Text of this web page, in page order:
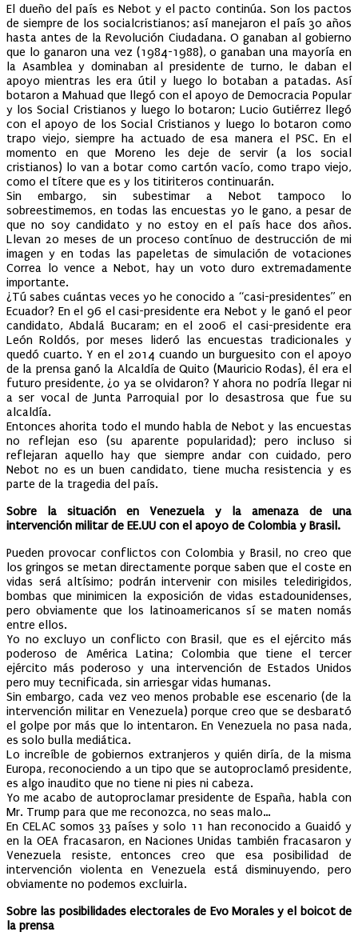
El dueño del país es Nebot y el pacto continúa. Son los pactos
de siempre de los socialcristianos; así manejaron el país 30 años
hasta antes de la Revolución Ciudadana. O ganaban al gobierno
que lo ganaron una vez (1984-1988), o ganaban una mayoría en
la Asamblea y dominaban al presidente de turno, le daban el
apoyo mientras les era útil y luego lo botaban a patadas. Así
botaron a Mahuad que llegó con el apoyo de Democracia Popular
y los Social Cristianos y luego lo botaron; Lucio Gutiérrez llegó
con el apoyo de los Social Cristianos y luego lo botaron como
trapo viejo, siempre ha actuado de esa manera el PSC. En el
momento en que Moreno les deje de servir (a los social
cristianos) lo van a botar como cartón vacío, como trapo viejo,
como el títere que es y los titiriteros continuarán.
Sin embargo, sin subestimar a Nebot tampoco lo
sobreestimemos, en todas las encuestas yo le gano, a pesar de
que no soy candidato y no estoy en el país hace dos años.
Llevan 20 meses de un proceso contínuo de destrucción de mi
imagen y en todas las papeletas de simulación de votaciones
Correa lo vence a Nebot, hay un voto duro extremadamente
importante.
¿Tú sabes cuántas veces yo he conocido a “casi-presidentes” en
Ecuador? En el 96 el casi-presidente era Nebot y le ganó el peor
candidato, Abdalá Bucaram; en el 2006 el casi-presidente era
León Roldós, por meses lideró las encuestas tradicionales y
quedó cuarto. Y en el 2014 cuando un burguesito con el apoyo
de la prensa ganó la Alcaldía de Quito (Mauricio Rodas), él era el
futuro presidente, ¿o ya se olvidaron? Y ahora no podría llegar ni
a ser vocal de Junta Parroquial por lo desastrosa que fue su
alcaldía.
Entonces ahorita todo el mundo habla de Nebot y las encuestas
no reflejan eso (su aparente popularidad); pero incluso si
reflejaran aquello hay que siempre andar con cuidado, pero
Nebot no es un buen candidato, tiene mucha resistencia y es
parte de la tragedia del país.
Sobre la situación en Venezuela y la amenaza de una
intervención militar de EE.UU con el apoyo de Colombia y Brasil.
Pueden provocar conflictos con Colombia y Brasil, no creo que
los gringos se metan directamente porque saben que el coste en
vidas será altísimo; podrán intervenir con misiles teledirigidos,
bombas que minimicen la exposición de vidas estadounidenses,
pero obviamente que los latinoamericanos sí se maten nomás
entre ellos.
Yo no excluyo un conflicto con Brasil, que es el ejército más
poderoso de América Latina; Colombia que tiene el tercer
ejército más poderoso y una intervención de Estados Unidos
pero muy tecnificada, sin arriesgar vidas humanas.
Sin embargo, cada vez veo menos probable ese escenario (de la
intervención militar en Venezuela) porque creo que se desbarató
el golpe por más que lo intentaron. En Venezuela no pasa nada,
es solo bulla mediática.
Lo increíble de gobiernos extranjeros y quién diría, de la misma
Europa, reconociendo a un tipo que se autoproclamó presidente,
es algo inaudito que no tiene ni pies ni cabeza.
Yo me acabo de autoproclamar presidente de España, habla con
Mr. Trump para que me reconozca, no seas malo…
En CELAC somos 33 países y solo 11 han reconocido a Guaidó y
en la OEA fracasaron, en Naciones Unidas también fracasaron y
Venezuela resiste, entonces creo que esa posibilidad de
intervención violenta en Venezuela está disminuyendo, pero
obviamente no podemos excluirla.
Sobre las posibilidades electorales de Evo Morales y el boicot de
la prensa